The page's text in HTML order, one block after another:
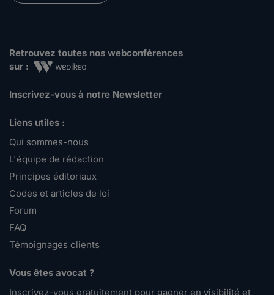
Retrouvez toutes nos webconférences
sur :
Inscrivez-vous à notre Newsletter
Liens utiles :
Qui sommes-nous
L'équipe de rédaction
Principes éditoriaux
Codes et articles de loi
Forum
FAQ
Témoignages clients
Vous êtes avocat ?
Inscrivez-vous gratuitement pour gagner en visibilité et